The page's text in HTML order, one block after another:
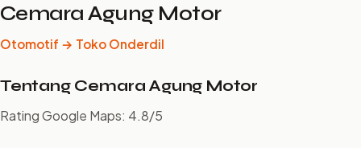
Cemara Agung Motor
Otomotif → Toko Onderdil
Tentang Cemara Agung Motor
Rating Google Maps: 4.8/5